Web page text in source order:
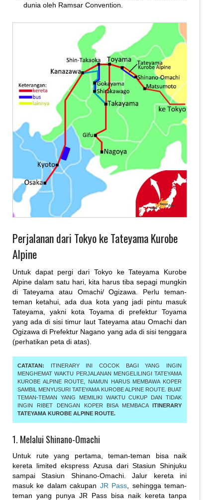
dunia oleh Ramsar Convention.
Perjalanan dari Tokyo ke Tateyama Kurobe
Alpine
Untuk dapat pergi dari Tokyo ke Tateyama Kurobe
Alpine dalam satu hari, kita harus tiba sepagi mungkin
di Tateyama atau Omachi/ Ogizawa. Perlu teman-
teman ketahui, ada dua kota yang jadi pintu masuk
Tateyama, yakni kota Toyama di prefektur Toyama
yang ada di sisi timur laut Tateyama atau Omachi dan
Ogizawa di Prefektur Nagano yang ada di sisi tenggara
(perhatikan peta di atas).
CATATAN: ITINERARY INI COCOK BAGI YANG INGIN
MENGHEMAT WAKTU PERJALANAN MENGELILINGI TATEYAMA
KUROBE ALPINE ROUTE, NAMUN HARUS MEMBAWA KOPER
SAMBIL MENYUSURI TATEYAMA KUROBE ALPINE ROUTE. BUAT
TEMAN-TEMAN YANG MEMILIKI WAKTU CUKUP DAN TIDAK
INGIN RIBET DENGAN KOPER BISA MEMBACA ITINERARY
TATEYAMA KUROBE ALPINE ROUTE.
1. Melalui Shinano-Omachi
Untuk rute yang pertama, teman-teman bisa naik
kereta limited ekspress Azusa dari Stasiun Shinjuku
sampai Stasiun Shinano-Omachi. Jalur kereta ini
masuk ke dalam cakupan JR Pass , sehingga teman-
teman yang punya JR Pass bisa naik kereta tanpa